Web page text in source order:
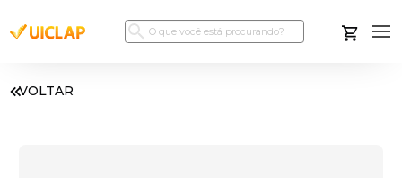
VOLTAR